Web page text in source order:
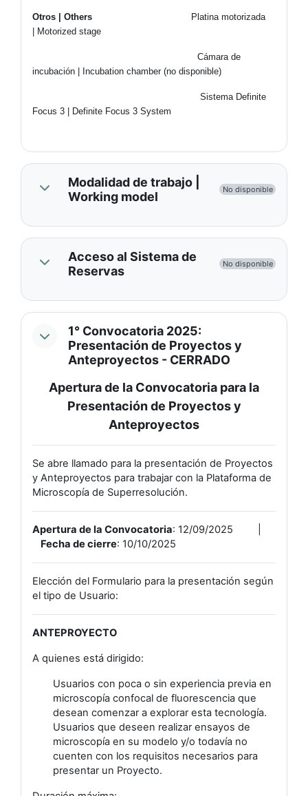
Otros | Others
Platina motorizada
| Motorized stage
Cámara de
incubación | Incubation chamber (no disponible)
Sistema Definite
Focus 3 | Definite Focus 3 System
Modalidad de trabajo |
Working model
No disponible
Acceso al Sistema de
Reservas
No disponible
1° Convocatoria 2025:
Presentación de Proyectos y
Anteproyectos - CERRADO
Apertura de la Convocatoria para la
Presentación de Proyectos y
Anteproyectos
Se abre llamado para la presentación de Proyectos
y Anteproyectos para trabajar con la Plataforma de
Microscopía de Superresolución.
Apertura de la Convocatoria: 12/09/2025 |
Fecha de cierre: 10/10/2025
Elección del Formulario para la presentación según
el tipo de Usuario:
ANTEPROYECTO
A quienes está dirigido:
Usuarios con poca o sin experiencia previa en
microscopía confocal de fluorescencia que
desean comenzar a explorar esta tecnología.
Usuarios que deseen realizar ensayos de
microscopía en su modelo y/o todavía no
cuenten con los requisitos necesarios para
presentar un Proyecto.